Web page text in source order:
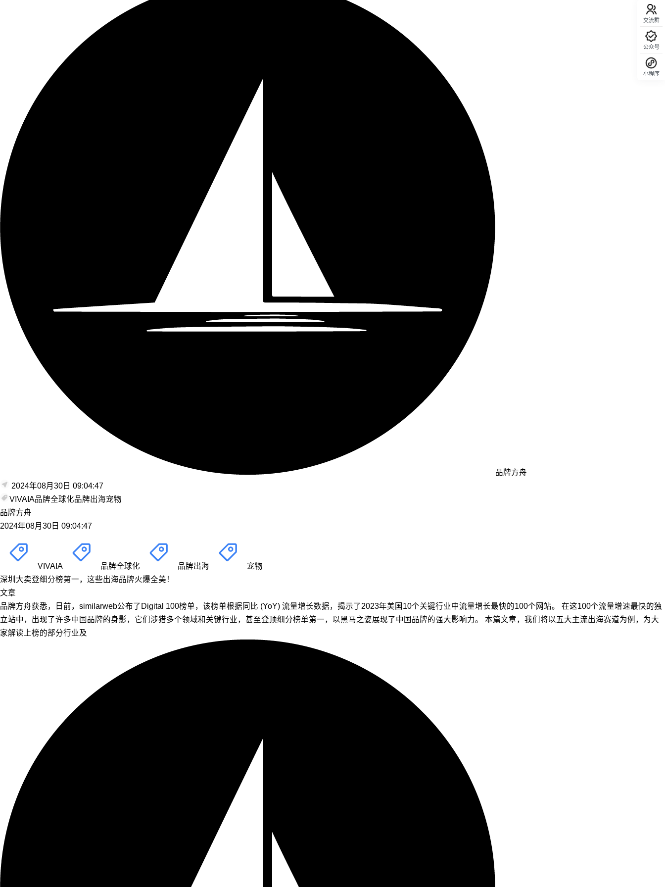
品牌方舟
2024年08月30日 09:04:47
VIVAIA品牌全球化品牌出海宠物
品牌方舟
2024年08月30日 09:04:47
VIVAIA 品牌全球化 品牌出海
宠物
深圳大卖登细分榜第一，这些出海品牌火爆全美！
文章
品牌方舟获悉，日前，similarweb公布了Digital 100榜单，该榜单根据同比 (YoY) 流量增长数据，揭示了2023年美国10个关键行业中流量增长最快的100个网站。 在这100个流量增速最快的独
立站中，出现了许多中国品牌的身影，它们涉猎多个领域和关键行业，甚至登顶细分榜单第一，以黑马之姿展现了中国品牌的强大影响力。 本篇文章，我们将以五大主流出海赛道为例，为大
家解读上榜的部分行业及
交流群
公众号
小程序